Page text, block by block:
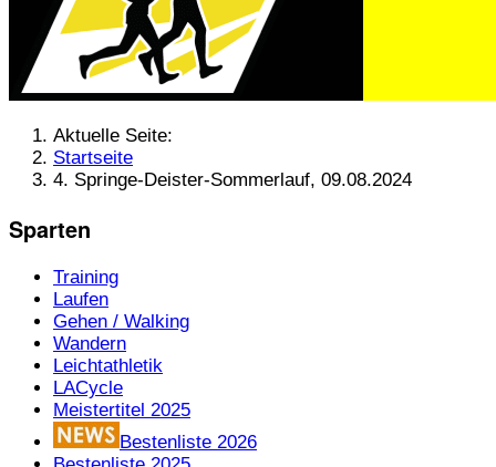
Aktuelle Seite:
Startseite
4. Springe-Deister-Sommerlauf, 09.08.2024
Sparten
Training
Laufen
Gehen / Walking
Wandern
Leichtathletik
LACycle
Meistertitel 2025
Bestenliste 2026